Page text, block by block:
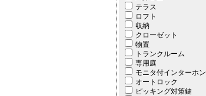
テラス
ロフト
収納
クローゼット
物置
トランクルーム
専用庭
モニタ付インターホン
オートロック
ピッキング対策鍵